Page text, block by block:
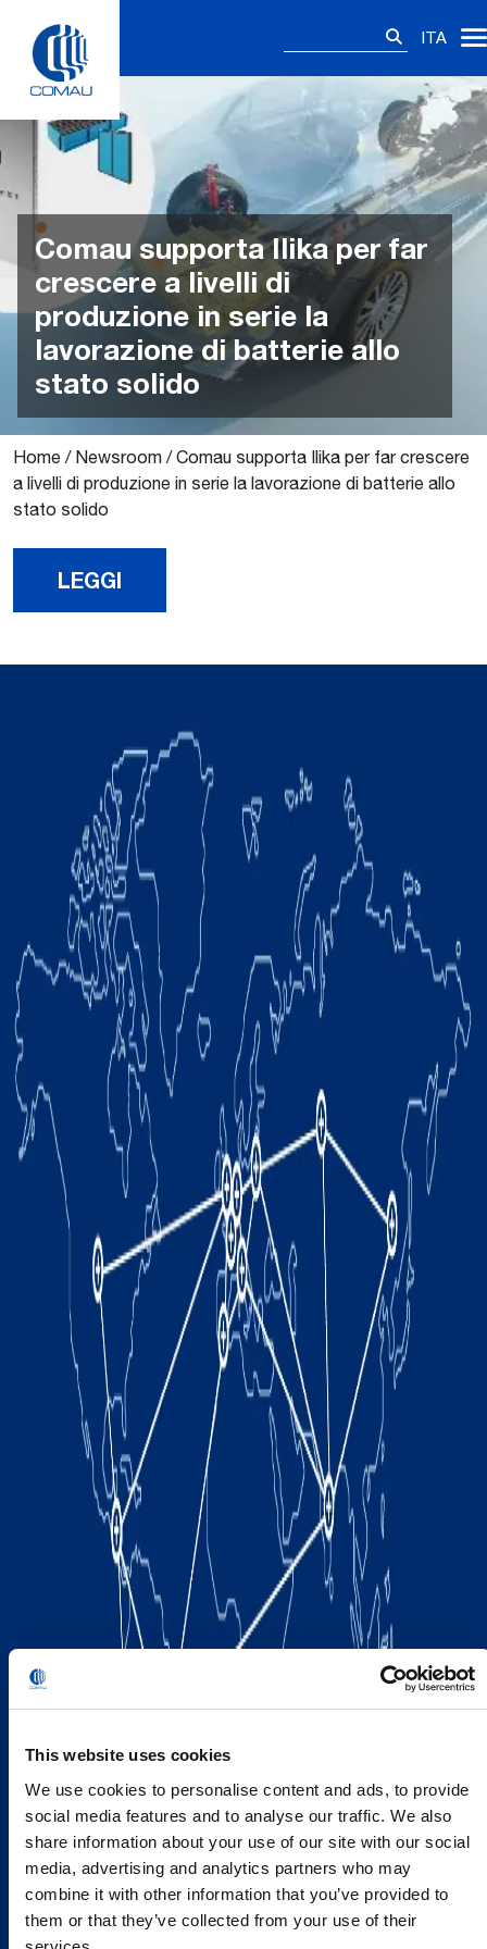
This website uses cookies
We use cookies to personalise content and ads, to provide
social media features and to analyse our traffic. We also
share information about your use of our site with our social
media, advertising and analytics partners who may
combine it with other information that you’ve provided to
them or that they’ve collected from your use of their
content
ITA
Comau supporta Ilika per far
crescere a livelli di
produzione in serie la
lavorazione di batterie allo
stato solido
Home / Newsroom /Comau supporta Ilika per far crescere
a livelli di produzione in serie la lavorazione di batterie allo
stato solido
LEGGI